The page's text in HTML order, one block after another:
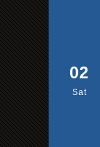
02
Sat